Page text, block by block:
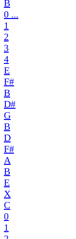
B
0 ...
1
2
3
4
E
F#
B
D#
G
B
D
F#
A
B
E
X
C
0
1